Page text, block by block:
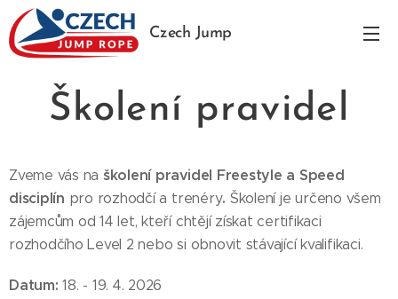
Czech Jump
Školení pravidel
Zveme vás na školení pravidel Freestyle a Speed
disciplín pro rozhodčí a trenéry. Školení je určeno všem
zájemcům od 14 let, kteří chtějí získat certifikaci
rozhodčího Level 2 nebo si obnovit stávající kvalifikaci.
Datum:18. - 19. 4. 2026